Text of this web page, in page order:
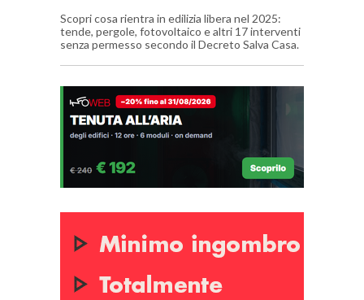
Scopri cosa rientra in edilizia libera nel 2025:
tende, pergole, fotovoltaico e altri 17 interventi
senza permesso secondo il Decreto Salva Casa.